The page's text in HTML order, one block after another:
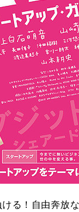
る！自由奔放